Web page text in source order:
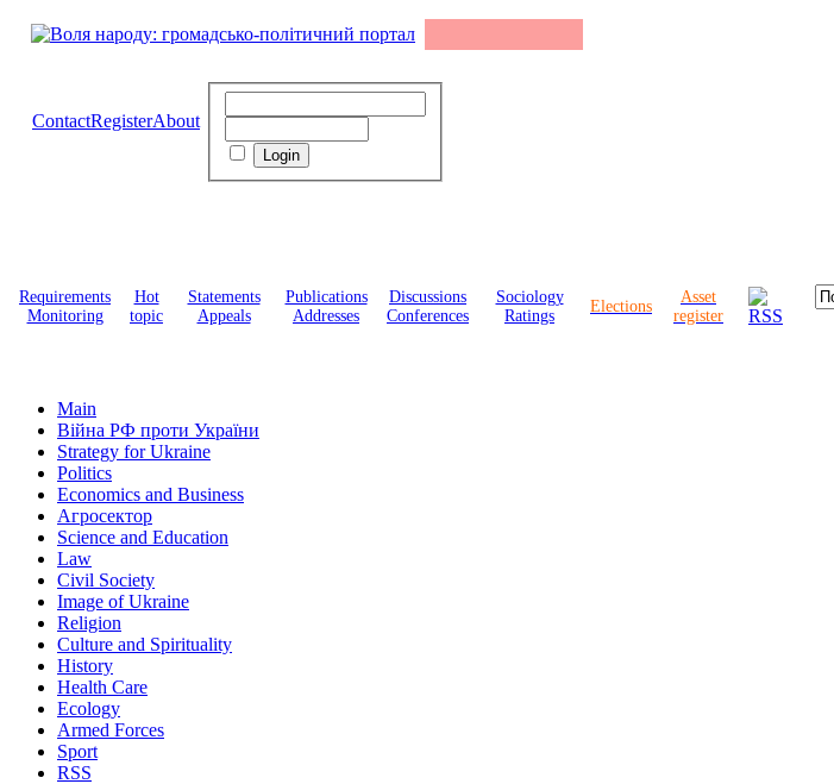
ContactRegisterAbout
Requirements
Monitoring
Hot
topic
Statements
Appeals
Publications
Addresses
Discussions
Conferences
Sociology
Ratings
Elections
Asset
register
Main
Війна РФ проти України
Strategy for Ukraine
Politics
Economics and Business
Агросектор
Science and Education
Law
Civil Society
Image of Ukraine
Religion
Culture and Spirituality
History
Health Care
Ecology
Armed Forces
Sport
RSS